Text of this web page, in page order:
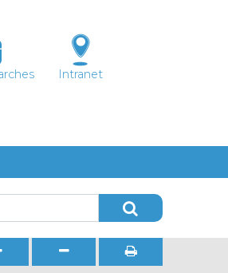
Intranet